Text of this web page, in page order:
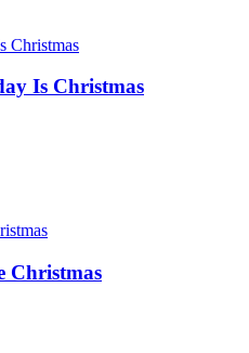
Is Christmas
Christmas